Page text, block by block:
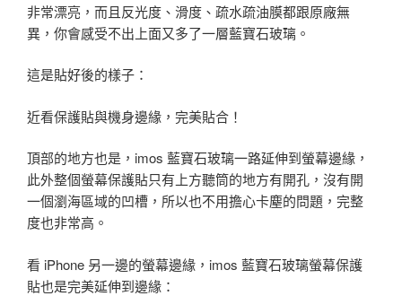
非常漂亮，而且反光度、滑度、疏水疏油膜都跟原廠無
異，你會感受不出上面又多了一層藍寶石玻璃。
這是貼好後的樣子：
近看保護貼與機身邊緣，完美貼合！
頂部的地方也是，imos 藍寶石玻璃一路延伸到螢幕邊緣，
此外整個螢幕保護貼只有上方聽筒的地方有開孔，沒有開
一個瀏海區域的凹槽，所以也不用擔心卡塵的問題，完整
度也非常高。
看 iPhone 另一邊的螢幕邊緣，imos 藍寶石玻璃螢幕保護
貼也是完美延伸到邊緣：